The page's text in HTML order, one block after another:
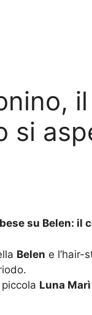
si
su Belen: il
Belen e l’hair-
Luna Marì